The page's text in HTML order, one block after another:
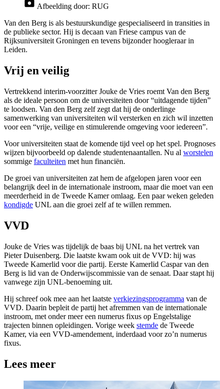
Afbeelding door: RUG
Van den Berg is als bestuurskundige gespecialiseerd in transities in
de publieke sector. Hij is decaan van Friese campus van de
Rijksuniversiteit Groningen en tevens bijzonder hoogleraar in
Leiden.
Vrij en veilig
Vertrekkend interim-voorzitter Jouke de Vries roemt Van den Berg
als de ideale persoon om de universiteiten door “uitdagende tijden”
te loodsen. Van den Berg zelf zegt dat hij de onderlinge
samenwerking van universiteiten wil versterken en zich wil inzetten
voor een “vrije, veilige en stimulerende omgeving voor iedereen”.
Voor universiteiten staat de komende tijd veel op het spel. Prognoses
wijzen bijvoorbeeld op dalende studentenaantallen. Nu al worstelen
sommige faculteiten met hun financiën.
De groei van universiteiten zat hem de afgelopen jaren voor een
belangrijk deel in de internationale instroom, maar die moet van een
meerderheid in de Tweede Kamer omlaag. Een paar weken geleden
kondigde UNL aan die groei zelf af te willen remmen.
VVD
Jouke de Vries was tijdelijk de baas bij UNL na het vertrek van
Pieter Duisenberg. Die laatste kwam ook uit de VVD: hij was
Tweede Kamerlid voor die partij. Eerste Kamerlid Caspar van den
Berg is lid van de Onderwijscommissie van de senaat. Daar stapt hij
vanwege zijn UNL-benoeming uit.
Hij schreef ook mee aan het laatste verkiezingsprogramma van de
VVD. Daarin bepleit de partij het afremmen van de internationale
instroom, met onder meer een numerus fixus op Engelstalige
trajecten binnen opleidingen. Vorige week stemde de Tweede
Kamer, via een VVD-amendement, inderdaad voor zo’n numerus
fixus.
Lees meer